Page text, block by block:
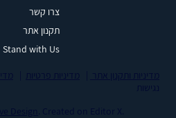
צרו קשר
תקנון אתר
Stand with Us
מדיניות ותקנון אתר מדיניות פרטיות
נגישות
Design . Created on Editor X.